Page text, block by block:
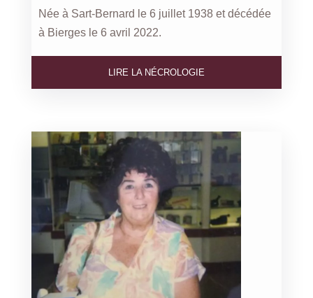
Née à Sart-Bernard le 6 juillet 1938 et décédée
à Bierges le 6 avril 2022.
LIRE LA NÉCROLOGIE